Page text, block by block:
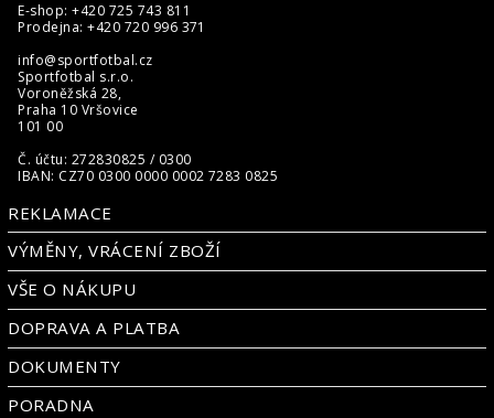
E-shop: +420 725 743 811
Prodejna: +420 720 996 371
info@sportfotbal.cz
Sportfotbal s.r.o.
Voroněžská 28,
Praha 10 Vršovice
101 00
Č. účtu: 272830825 / 0300
IBAN: CZ70 0300 0000 0002 7283 0825
REKLAMACE
VÝMĚNY, VRÁCENÍ ZBOŽÍ
VŠE O NÁKUPU
DOPRAVA A PLATBA
DOKUMENTY
PORADNA